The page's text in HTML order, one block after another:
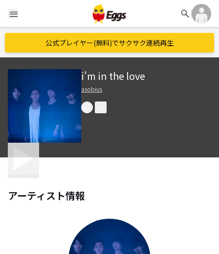
menu search
公式プレイヤー(無料)でサクサク連続再生
i'm in the love
asobius
アーティスト情報